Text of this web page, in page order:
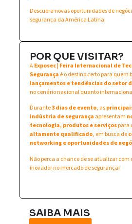
Descubra novas oportunidades de
segurança da América Latina.
POR QUE VISITAR?
AExposec | Feira Internacional de
Segurança é o destino certo para quem
lançamentos e tendências do setor
no cenário nacional quanto
Durante3 dias de evento, as
indústria de segurança apresentam
tecnologia, produtos e serviçospara
altamente qualificado, em busca de
networking e oportunidades de
Não perca a chance de se atualizar com
inovador no mercado de segurança!
SAIBA MAIS